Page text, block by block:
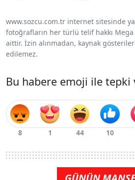
www.sozcu.com.tr internet sitesinde
fotoğrafların her türlü telif hakkı Mega
aittir. İzin alınmadan, kaynak
edilemez.
Bu habere emoji ile tepki